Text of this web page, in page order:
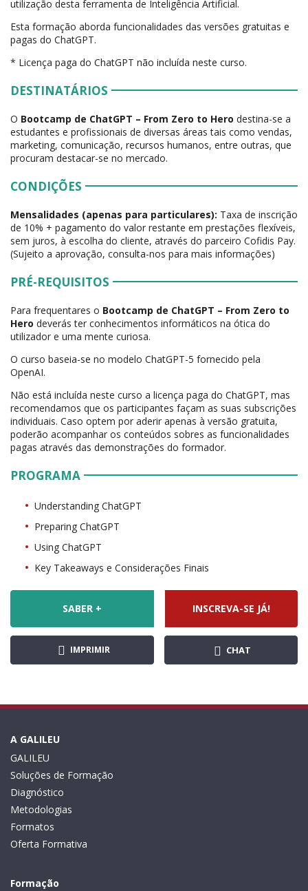
utilização desta ferramenta de Inteligência Artificial.
Esta formação aborda funcionalidades das versões gratuitas e
pagas do ChatGPT.
* Licença paga do ChatGPT não incluída neste curso.
DESTINATÁRIOS
O Bootcamp de ChatGPT – From Zero to Hero destina-se a
estudantes e profissionais de diversas áreas tais como vendas,
marketing, comunicação, recursos humanos, entre outras, que
procuram destacar-se no mercado.
CONDIÇÕES
Mensalidades (apenas para particulares): Taxa de inscrição
de 10% + pagamento do valor restante em prestações flexíveis,
sem juros, à escolha do cliente, através do parceiro Cofidis Pay.
(Sujeito a aprovação, consulta-nos para mais informações)
PRÉ-REQUISITOS
Para frequentares o Bootcamp de ChatGPT – From Zero to
Hero deverás ter conhecimentos informáticos na ótica do
utilizador e uma mente curiosa.
O curso baseia-se no modelo ChatGPT-5 fornecido pela
OpenAI.
Não está incluída neste curso a licença paga do ChatGPT, mas
recomendamos que os participantes façam as suas subscrições
individuais. Caso optem por aderir apenas à versão gratuita,
poderão acompanhar os conteúdos sobres as funcionalidades
pagas através das demonstrações do formador.
PROGRAMA
Understanding ChatGPT
Preparing ChatGPT
Using ChatGPT
Key Takeaways e Considerações Finais
SABER + INSCREVA-SE JÁ!
IMPRIMIR CHAT
A GALILEU
GALILEU
Soluções de Formação
Diagnóstico
Metodologias
Formatos
Oferta Formativa
Formação